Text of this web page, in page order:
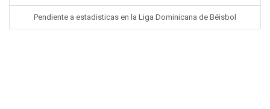
Pendiente a estadisticas en la Liga Dominicana de Béisbol